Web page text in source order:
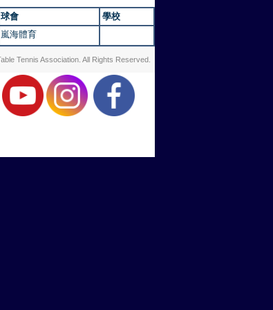
球會
學校
嵐海體育